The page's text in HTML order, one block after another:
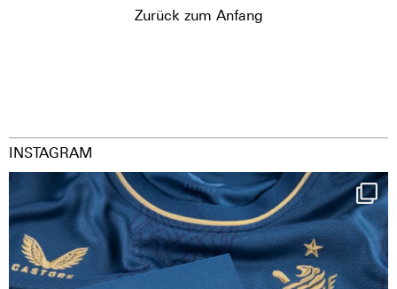
Zurück zum Anfang
INSTAGRAM
Happy Birthday FCZ
130 years filled ...
127
3